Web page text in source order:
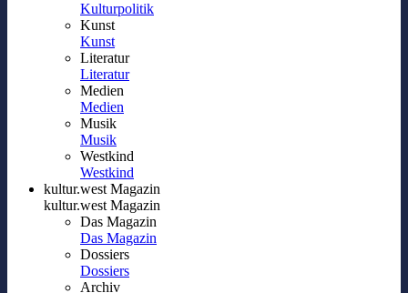
Kulturpolitik
Kunst
Kunst
Literatur
Literatur
Medien
Medien
Musik
Musik
Westkind
Westkind
kultur.west Magazin
kultur.west Magazin
Das Magazin
Das Magazin
Dossiers
Dossiers
Archiv